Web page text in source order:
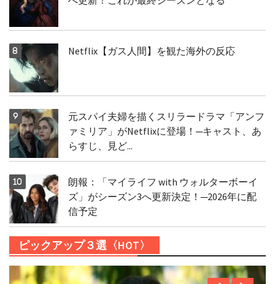
Netflix【ガス人間】を観た海外の反応
元スパイ夫婦を描くスリラードラマ「アンフ
ァミリア」がNetflixに登場！─キャスト、あ
らすじ、見ど...
朗報：「マイライフ with ウォルターボーイ
ズ」がシーズン3へ更新決定！─2026年に配
信予定
ピックアップ３選〈HOT〉